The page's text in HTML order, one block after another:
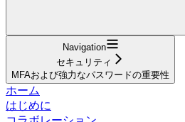
Navigation
セキュリティ
MFAおよび強力なパスワードの重要性
ホーム
はじめに